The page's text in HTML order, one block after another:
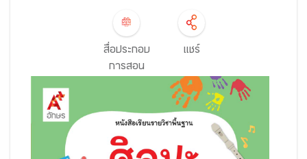
สื่อประกอบ
การสอน
แชร์